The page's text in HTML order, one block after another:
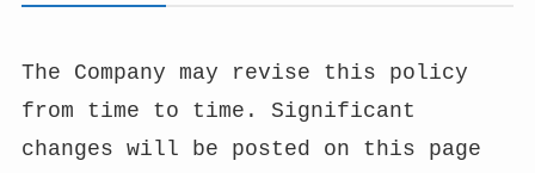
The Company may revise this policy
from time to time. Significant
changes will be posted on this page